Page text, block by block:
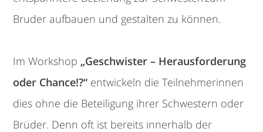
Bruder aufbauen und gestalten zu können.
Im Workshop „Geschwister – Herausforderung
oder Chance!?“ entwickeln die Teilnehmerinnen
dies ohne die Beteiligung ihrer Schwestern oder
Brüder. Denn oft ist bereits innerhalb der